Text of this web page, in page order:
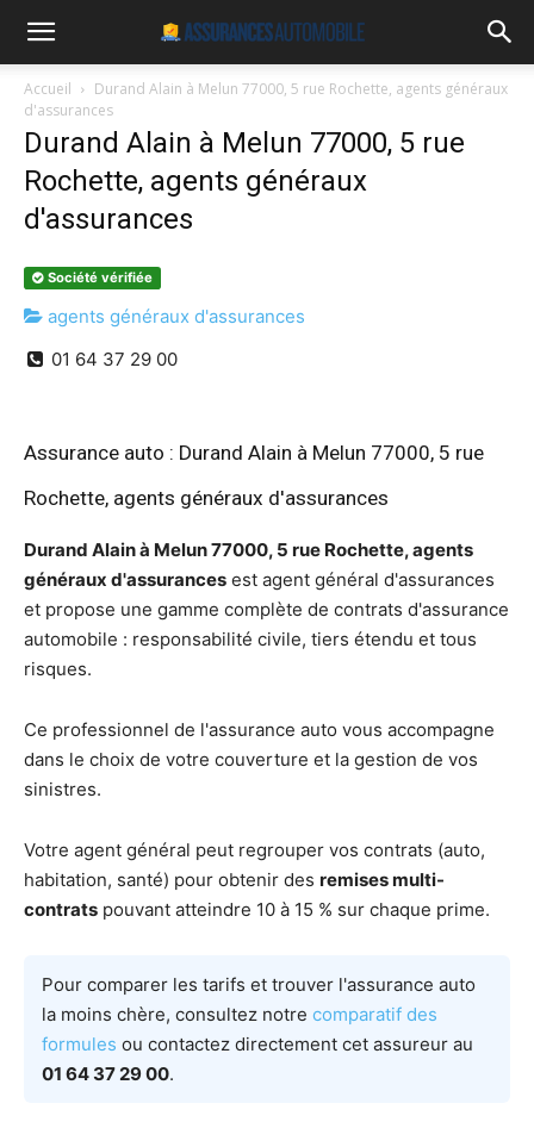
Accueil
Durand Alain à Melun 77000, 5 rue Rochette, agents généraux
d'assurances
Durand Alain à Melun 77000, 5 rue
Rochette, agents généraux
d'assurances
Société vérifiée
agents généraux d'assurances
01 64 37 29 00
Assurance auto : Durand Alain à Melun 77000, 5 rue
Rochette, agents généraux d'assurances
Durand Alain à Melun 77000, 5 rue Rochette, agents
généraux d'assurances est agent général d'assurances
et propose une gamme complète de contrats d'assurance
automobile : responsabilité civile, tiers étendu et tous
risques.
Ce professionnel de l'assurance auto vous accompagne
dans le choix de votre couverture et la gestion de vos
sinistres.
Votre agent général peut regrouper vos contrats (auto,
habitation, santé) pour obtenir des remises multi-
contrats pouvant atteindre 10 à 15 % sur chaque prime.
Pour comparer les tarifs et trouver l'assurance auto
la moins chère, consultez notre comparatif des
formules ou contactez directement cet assureur au
01 64 37 29 00.